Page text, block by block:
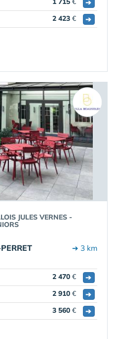
➔
2 423 € ➔
JULES VERNES -
➔ 3 km
2 470 €
➔
2 910 €
➔
3 560 € ➔